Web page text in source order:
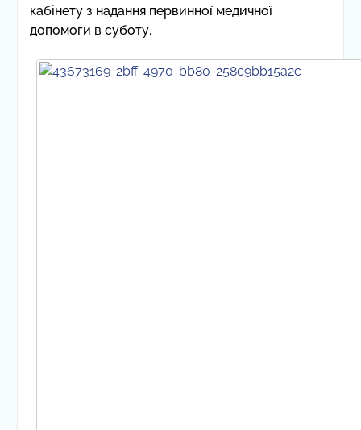
кабінету з надання первинної медичної
допомоги в суботу.